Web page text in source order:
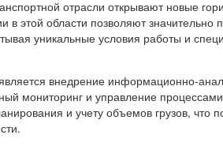
отрасли открывают новые
в этой области позволяют значительно
уникальные условия работы и
внедрение информационно-
мониторинг и управление
и учету объемов грузов, что